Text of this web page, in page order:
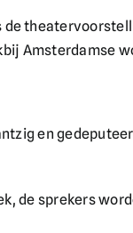
Amsterdamse
en
de sprekers